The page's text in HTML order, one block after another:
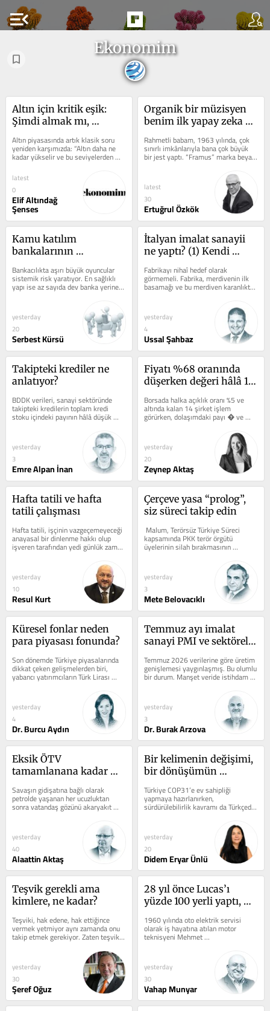
menu_open
Ekonomim
Altın için kritik eşik:
Şimdi almak mı,
Altın piyasasında artık klasik soru
yeniden karşımızda: “Altın daha ne
kadar yükselir ve bu seviyelerden
alım yapılır mı?” Bu sorunun...
latest
0
Elif Altındağ
Şenses
Organik bir müzisyen
benim ilk yapay zeka
Rahmetli babam, 1963 yılında, çok
sınırlı imkânlarıyla bana çok büyük
bir jest yaptı. “Framus” marka beyaz
gövdeli bir elektro bas...
latest
30
Ertuğrul Özkök
Kamu katılım
bankalarının
düşünmek
Bankacılıkta aşırı büyük oyuncular
sistemik risk yaratıyor. En sağlıklı
yapı ise az sayıda dev banka yerine
makul büyüklükte ve çok...
yesterday
20
Serbest Kürsü
İtalyan imalat sanayii
ne yaptı? (1) Kendi
Fabrikayı nihaî hedef olarak
görmemeli. Fabrika, merdivenin ilk
basamağı ve bu merdiven karanlıkta
yükselir.  Önünü göremeyip bir
yesterday
4
Ussal Şahbaz
Takipteki krediler ne
anlatıyor?
BDDK verileri, sanayi sektöründe
takipteki kredilerin toplam kredi
stoku içindeki payının hâlâ düşük
olduğunu gösterse de son iki yıldaki...
yesterday
3
Emre Alpan İnan
Fiyatı %68 oranında
düşerken değeri hâlâ 1
Borsada halka açıklık oranı %5 ve
altında kalan 14 şirket işlem
görürken, dolaşımdaki payı � ve
üzerinde olan 17 şirket bulunuyor.
yesterday
20
Zeynep Aktaş
Hafta tatili ve hafta
tatili çalışması
Hafta tatili, işçinin vazgeçemeyeceği
anayasal bir dinlenme hakkı olup
işveren tarafından yedi günlük zaman
dilimi içinde kesintisiz en az...
yesterday
10
Resul Kurt
Çerçeve yasa “prolog”,
siz süreci takip edin
Malum, Terörsüz Türkiye Süreci
kapsamında PKK terör örgütü
üyelerinin silah bırakmasının
ardındaki hukuki durumunu
yesterday
3
Mete Belovacıklı
Küresel fonlar neden
para piyasası fonunda?
Son dönemde Türkiye piyasalarında
dikkat çeken gelişmelerden biri,
yabancı yatırımcıların Türk Lirası
varlıklarda yönünün değişmesi...
yesterday
4
Dr. Burcu Aydın
Temmuz ayı imalat
sanayi PMI ve sektörel
Temmuz 2026 verilerine göre üretim
genişlemesi yaygınlaşmış. Bu olumlu
bir durum. Manşet veride istihdam
genel olarak çalışanların işten...
yesterday
3
Dr. Burak Arzova
Eksik ÖTV
tamamlanana kadar
Savaşın gidişatına bağlı olarak
petrolde yaşanan her ucuzluktan
sonra vatandaş gözünü akaryakıt
istasyonlarına çeviriyor ve
yesterday
40
Alaattin Aktaş
Bir kelimenin değişimi,
bir dönüşümün
Türkiye COP31’e ev sahipliği
yapmaya hazırlanırken,
sürdürülebilirlik kavramı da Türkçede
yesterday
20
Didem Eryar Ünlü
Teşvik gerekli ama
kimlere, ne kadar?
Teşviki, hak edene, hak ettiğince
vermek yetmiyor aynı zamanda onu
takip etmek gerekiyor. Zaten teşvik
bolluğu var ama takip alışkanlığı...
yesterday
30
Şeref Oğuz
28 yıl önce Lucas’ı
yüzde 100 yerli yaptı,
dinamo geliştiriyor
1960 yılında oto elektrik servisi
olarak iş hayatına atılan motor
teknisyeni Mehmet
Sakallıoğlu, zamanla küçük
yesterday
30
Vahap Munyar